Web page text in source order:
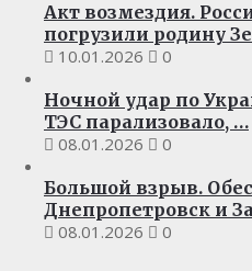
Акт возмездия.
погрузили родину
10.01.2026
0
Ночной удар по
ТЭС парализовало, …
08.01.2026
0
Большой взрыв.
Днепропетровск и
08.01.2026
0